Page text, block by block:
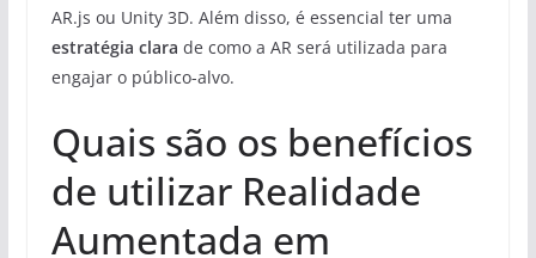
AR.js ou Unity 3D. Além disso, é essencial ter uma
estratégia clara de como a AR será utilizada para
engajar o público-alvo.
Quais são os benefícios
de utilizar Realidade
Aumentada em